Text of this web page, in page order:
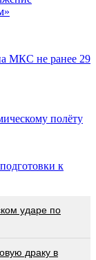
МКС не ранее 29
полёту
к
ударе по
драку в